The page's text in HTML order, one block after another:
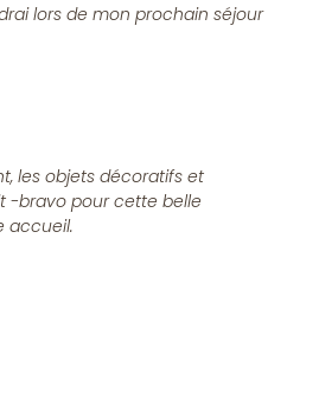
lors de mon prochain séjour
les objets décoratifs et
-bravo pour cette belle
accueil.